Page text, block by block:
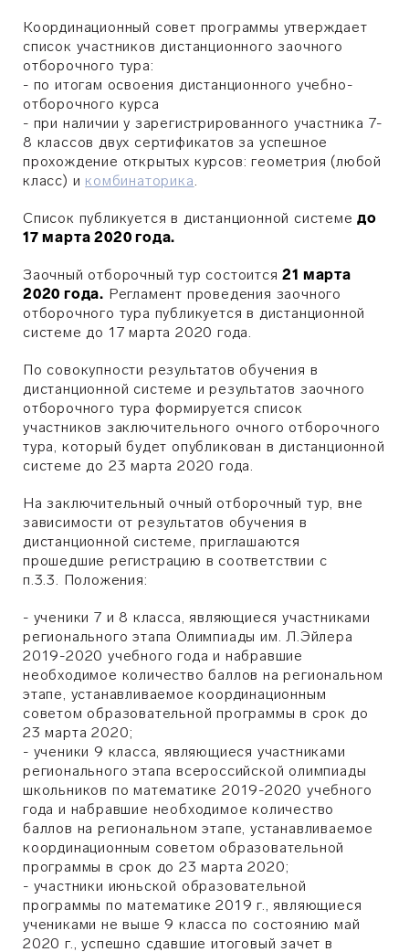
Координационный совет программы утверждает
список участников дистанционного заочного
отборочного тура:
- по итогам освоения дистанционного учебно-
отборочного курса
- при наличии у зарегистрированного участника 7-
8 классов двух сертификатов за успешное
прохождение открытых курсов: геометрия (любой
класс) и комбинаторика.
Список публикуется в дистанционной системедо
17 марта 2020 года.
Заочный отборочный тур состоится21 марта
2020 года. Регламент проведения заочного
отборочного тура публикуется в дистанционной
системе до 17 марта 2020 года.
По совокупности результатов обучения в
дистанционной системе и результатов заочного
отборочного тура формируется список
участников заключительного очного отборочного
тура, который будет опубликован в дистанционной
системе до 23 марта 2020 года.
На заключительный очный отборочный тур, вне
зависимости от результатов обучения в
дистанционной системе, приглашаются
прошедшие регистрацию в соответствии с
п.3.3. Положения:
- ученики 7 и 8 класса, являющиеся участниками
регионального этапа Олимпиады им. Л.Эйлера
2019-2020 учебного года и набравшие
необходимое количество баллов на региональном
этапе, устанавливаемое координационным
советом образовательной программы в срок до
23 марта 2020;
- ученики 9 класса, являющиеся участниками
регионального этапа всероссийской олимпиады
школьников по математике 2019-2020 учебного
года и набравшие необходимое количество
баллов на региональном этапе, устанавливаемое
координационным советом образовательной
программы в срок до 23 марта 2020;
- участники июньской образовательной
программы по математике 2019 г., являющиеся
учениками не выше 9 класса по состоянию май
2020 г., успешно сдавшие итоговый зачет в